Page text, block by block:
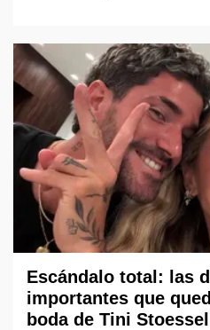
Escándalo total: las
importantes que
boda de Tini